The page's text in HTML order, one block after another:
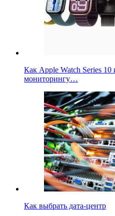
Как Apple Watch Series 10
мониторингу…
Как выбрать дата-центр